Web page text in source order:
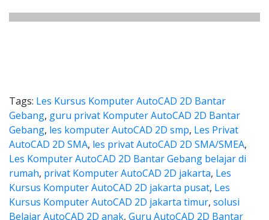
Tags: Les Kursus Komputer AutoCAD 2D Bantar
Gebang, guru privat Komputer AutoCAD 2D Bantar
Gebang, les komputer AutoCAD 2D smp, Les Privat
AutoCAD 2D SMA, les privat AutoCAD 2D SMA/SMEA,
Les Komputer AutoCAD 2D Bantar Gebang belajar di
rumah, privat Komputer AutoCAD 2D jakarta, Les
Kursus Komputer AutoCAD 2D jakarta pusat, Les
Kursus Komputer AutoCAD 2D jakarta timur, solusi
Belajar AutoCAD 2D anak, Guru AutoCAD 2D Bantar